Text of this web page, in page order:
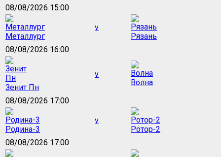
08/08/2026 15:00
Металлург
v
Рязань
08/08/2026 16:00
Зенит Пн
v
Волна
08/08/2026 17:00
Родина-3
v
Ротор-2
08/08/2026 17:00